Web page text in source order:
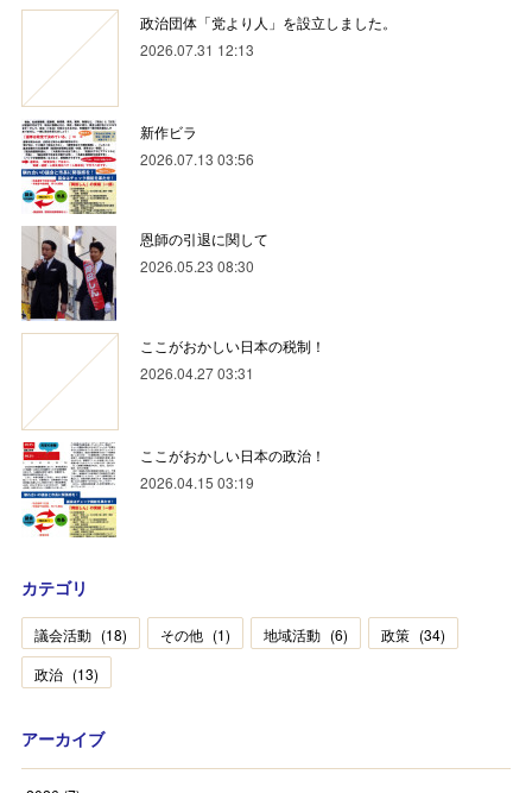
政治団体「党より人」を設立しました。
2026.07.31 12:13
新作ビラ
2026.07.13 03:56
恩師の引退に関して
2026.05.23 08:30
ここがおかしい日本の税制！
2026.04.27 03:31
ここがおかしい日本の政治！
2026.04.15 03:19
カテゴリ
議会活動 (18) その他 (1) 地域活動 (6) 政策 (34)
政治 (13)
アーカイブ